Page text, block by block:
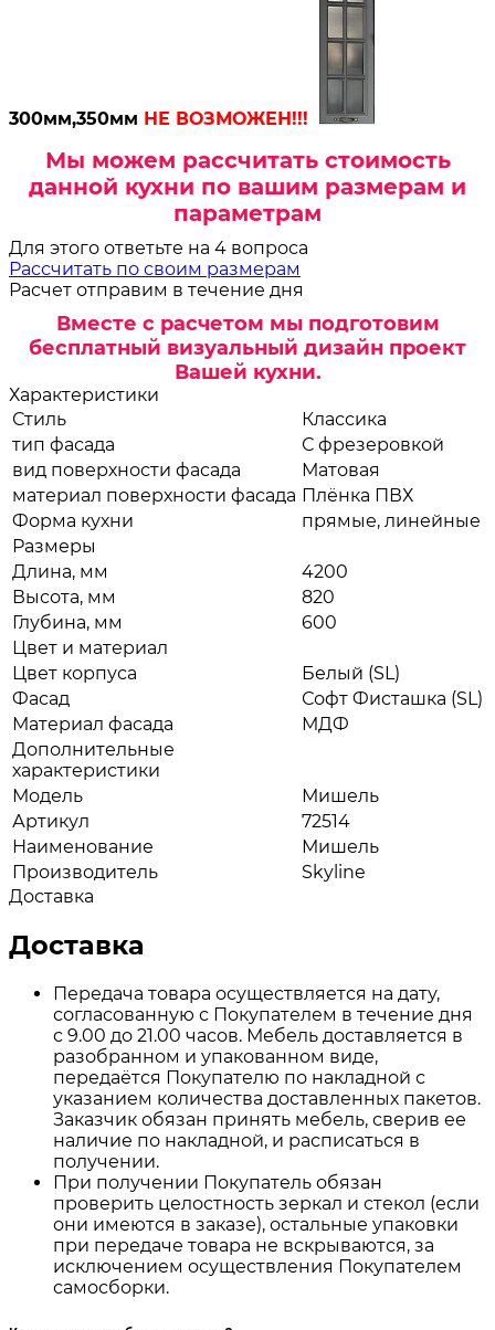
300мм,350мм НЕ ВОЗМОЖЕН!!!
Мы можем рассчитать стоимость
данной кухни по вашим размерам и
параметрам
Для этого ответьте на 4 вопроса
Рассчитать по своим размерам
Расчет отправим в течение дня
Вместе с расчетом мы подготовим
бесплатный визуальный дизайн проект
Вашей кухни.
Характеристики
Стиль
Классика
тип фасада
С фрезеровкой
вид поверхности фасада
Матовая
материал поверхности фасада Плёнка ПВХ
Форма кухни
прямые, линейные
Размеры
Длина, мм
4200
Высота, мм
820
Глубина, мм
600
Цвет и материал
Цвет корпуса
Белый (SL)
Фасад
Софт Фисташка (SL)
Материал фасада
МДФ
Дополнительные
характеристики
Модель
Мишель
Артикул
72514
Наименование
Мишель
Производитель
Skyline
Доставка
Доставка
Передача товара осуществляется на дату,
согласованную с Покупателем в течение дня
с 9.00 до 21.00 часов. Мебель доставляется в
разобранном и упакованном виде,
передаётся Покупателю по накладной с
указанием количества доставленных пакетов.
Заказчик обязан принять мебель, сверив ее
наличие по накладной, и расписаться в
получении.
При получении Покупатель обязан
проверить целостность зеркал и стекол (если
они имеются в заказе), остальные упаковки
при передаче товара не вскрываются, за
исключением осуществления Покупателем
самосборки.